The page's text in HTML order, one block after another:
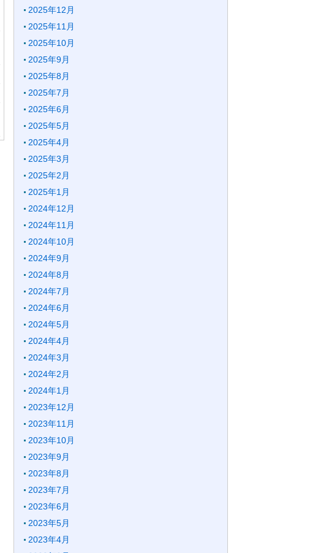
2025年12月
2025年11月
2025年10月
2025年9月
2025年8月
2025年7月
2025年6月
2025年5月
2025年4月
2025年3月
2025年2月
2025年1月
2024年12月
2024年11月
2024年10月
2024年9月
2024年8月
2024年7月
2024年6月
2024年5月
2024年4月
2024年3月
2024年2月
2024年1月
2023年12月
2023年11月
2023年10月
2023年9月
2023年8月
2023年7月
2023年6月
2023年5月
2023年4月